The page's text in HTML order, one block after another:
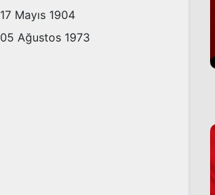
17 Mayıs 1904
05 Ağustos 1973